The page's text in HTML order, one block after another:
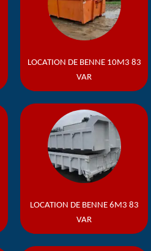
LOCATION DE BENNE 10M3 83
VAR
LOCATION DE BENNE 6M3 83
VAR